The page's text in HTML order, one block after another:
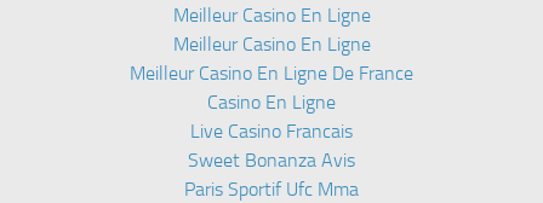
Meilleur Casino En Ligne
Meilleur Casino En Ligne
Meilleur Casino En Ligne De France
Casino En Ligne
Live Casino Francais
Sweet Bonanza Avis
Paris Sportif Ufc Mma